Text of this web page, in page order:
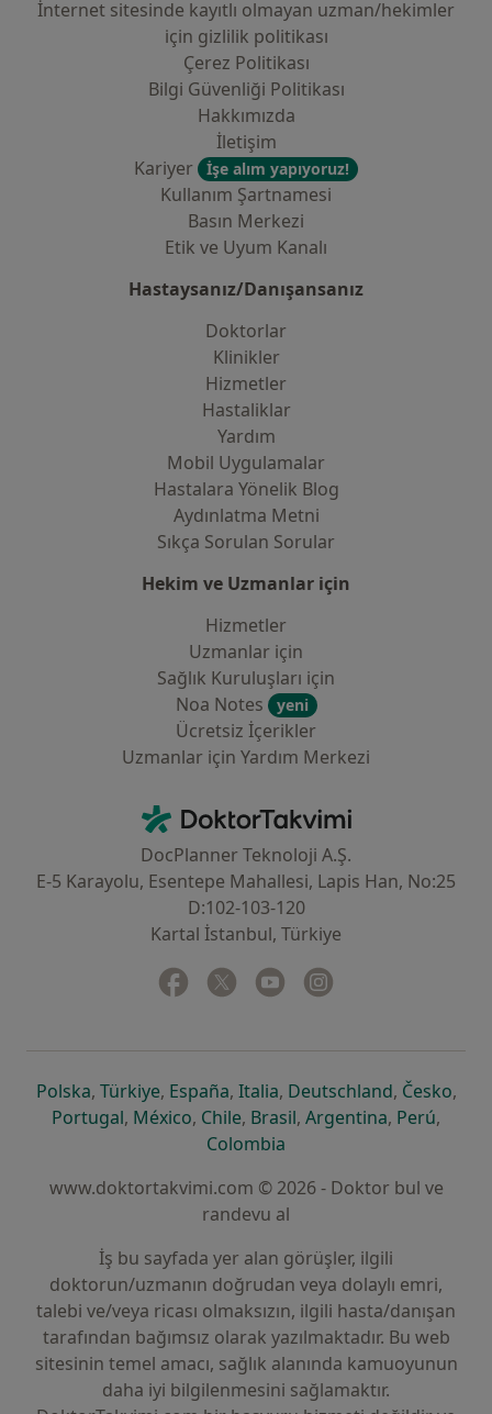
İnternet sitesinde kayıtlı olmayan uzman/hekimler
i̇çin gizlilik politikası
Çerez Politikası
Bilgi Güvenliği Politikası
Hakkımızda
İletişim
Kariyer
İşe alım yapıyoruz!
Kullanım Şartnamesi
Basın Merkezi
Etik ve Uyum Kanalı
Hastaysanız/Danışansanız
Doktorlar
Klinikler
Hizmetler
Hastaliklar
Yardım
Mobil Uygulamalar
Hastalara Yönelik Blog
Aydınlatma Metni
Sıkça Sorulan Sorular
Hekim ve Uzmanlar için
Hizmetler
Uzmanlar için
Sağlık Kuruluşları için
Noa Notes
yeni
Ücretsiz İçerikler
Uzmanlar için Yardım Merkezi
DoktorTakvimi - Ana Sayfa
DocPlanner Teknoloji A.Ş.
E-5 Karayolu, Esentepe Mahallesi, Lapis Han, No:25
D:102-103-120
Kartal İstanbul, Türkiye
Facebook
yeni bir sekmede açılır
Twitter
yeni bir sekmede açılır
Youtube
yeni bir sekmede açılır
Polskayeni bir sekmede açılır
, Türkiyeyeni bir sekmede açılır
, Españayeni bir sekmede açılır
, Italiayeni bir sekmede açılır
, Deutschlandyeni bir
, Českoyeni
,
Portugalyeni bir sekmede açılır
, Méxicoyeni bir sekmede açılır
, Chileyeni bir sekmede açılır
, Brasilyeni bir sekmede açılır
, Argentinayeni bir
, Perúyeni
,
Colombia
www.doktortakvimi.com © 2026 - Doktor bul ve
randevu al
İş bu sayfada yer alan görüşler, ilgili
doktorun/uzmanın doğrudan veya dolaylı emri,
talebi ve/veya ricası olmaksızın, ilgili hasta/danışan
tarafından bağımsız olarak yazılmaktadır. Bu web
sitesinin temel amacı, sağlık alanında kamuoyunun
daha iyi bilgilenmesini sağlamaktır.